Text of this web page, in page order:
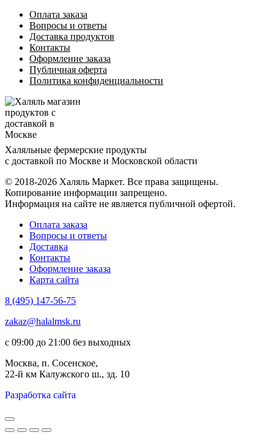
Оплата заказа
Вопросы и ответы
Доставка продуктов
Контакты
Оформление заказа
Публичная оферта
Политика конфиденциальности
Халяльные фермерские продукты
с доставкой по Москве и Московской области
© 2018-2026 Халяль Маркет. Все права защищены.
Копирование информации запрещено.
Информация на сайте не является публичной офертой.
Оплата заказа
Вопросы и ответы
Доставка
Контакты
Оформление заказа
Карта сайта
8 (495) 147-56-75
zakaz@halalmsk.ru
с 09:00 до 21:00 без выходных
Москва, п. Сосенское,
22-й км Калужского ш., зд. 10
Разработка сайта